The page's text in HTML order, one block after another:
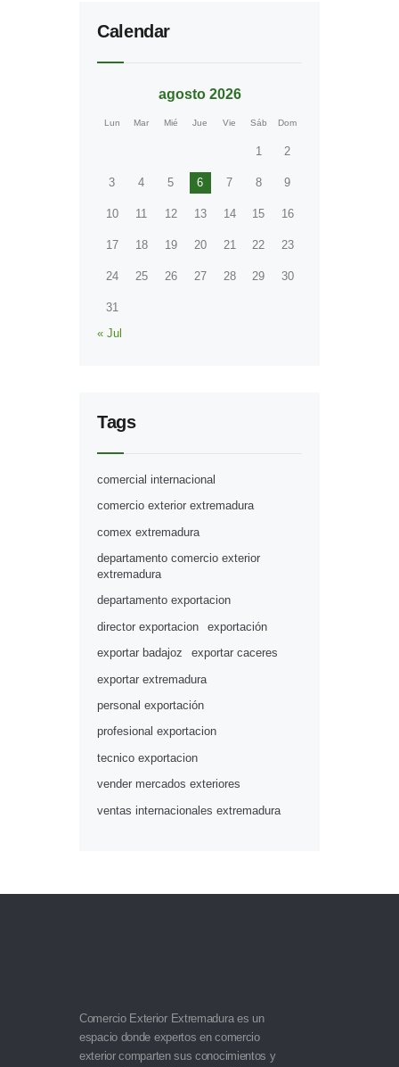
Calendar
agosto 2026
Lun Mar Mié Jue Vie Sáb Dom
1 2
3 4 5 6 7 8 9
10 11 12 13 14 15 16
17 18 19 20 21 22 23
24 25 26 27 28 29 30
31
« Jul
Tags
comercial internacional
comercio exterior extremadura
comex extremadura
departamento comercio exterior
extremadura
departamento exportacion
director exportacion
exportación
exportar badajoz
exportar caceres
exportar extremadura
personal exportación
profesional exportacion
tecnico exportacion
vender mercados exteriores
ventas internacionales extremadura
Comercio Exterior Extremadura es un
espacio donde expertos en comercio
exterior comparten sus conocimientos y